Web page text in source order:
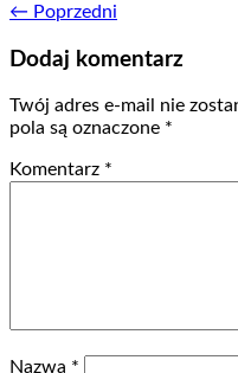
← Poprzedni
Dodaj komentarz
Twój adres e-mail nie
pola są oznaczone *
Komentarz *
Nazwa *